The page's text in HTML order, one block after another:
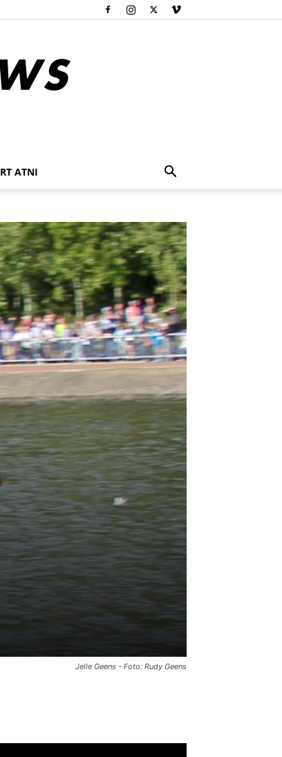
ATNI
Jelle Geens - Foto: Rudy Geens